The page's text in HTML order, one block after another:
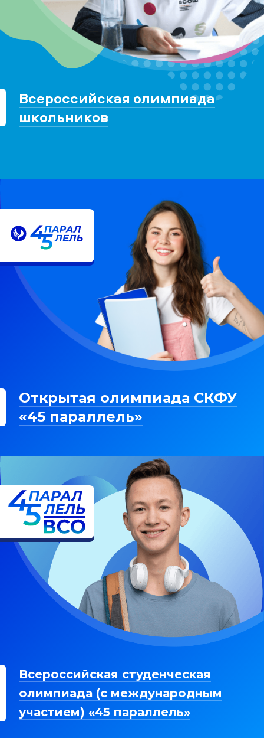
Всероссийская олимпиада
школьников
Открытая олимпиада СКФУ
«45 параллель»
Всероссийская студенческая
олимпиада (с международным
участием) «45 параллель»